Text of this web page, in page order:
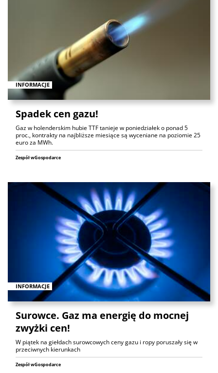
INFORMACJE
Spadek cen gazu!
Gaz w holenderskim hubie TTF tanieje w poniedziałek o ponad 5
proc., kontrakty na najbliższe miesiące są wyceniane na poziomie 25
euro za MWh.
Zespół wGospodarce
INFORMACJE
Surowce. Gaz ma energię do mocnej
zwyżki cen!
W piątek na giełdach surowcowych ceny gazu i ropy poruszały się w
przeciwnych kierunkach
Zespół wGospodarce